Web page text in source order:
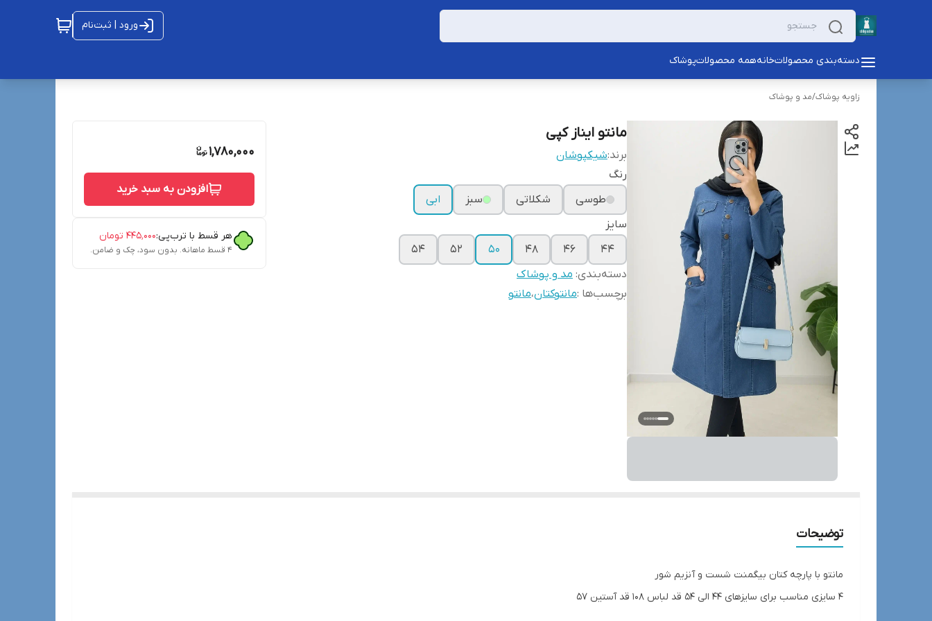
ورود | ثبت‌نام
دسته‌بندی محصولاتخانههمه محصولاتپوشاک
زاویه پوشاک/مد و پوشاک
مانتو ایناز کپی
برند:شیکپوشان
رنگ
طوسی
شکلاتی سبز
ابی
سایز
44
46
48
50
52
54
دسته‌بندی: مد و پوشاک
برچسب‌ها :مانتوکتان،مانتو
1,780,000
افزودن به سبد خرید
هر قسط با ترب‌پی:۴۴۵٬۰۰۰ تومان
۴ قسط ماهانه. بدون سود، چک و ضامن.
توضیحات
مانتو با پارچه کتان بیگمنت شست و آنزیم شور
4 سایزی مناسب برای سایزهای 44 الی 54 قد لباس 108 قد آستین 57